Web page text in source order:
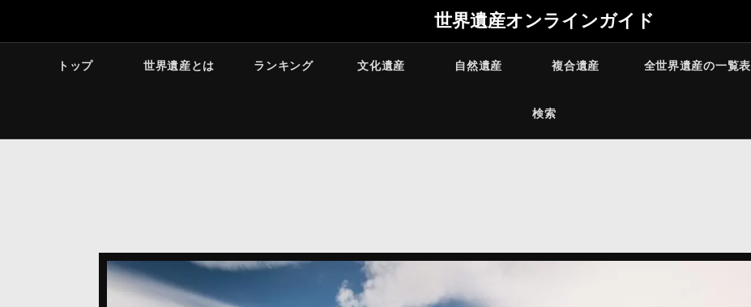
世界遺産オンラインガイド
トップ 世界遺産とは ランキング 文化遺産 自然遺産 複合遺産 全世界遺産の一覧表
検索